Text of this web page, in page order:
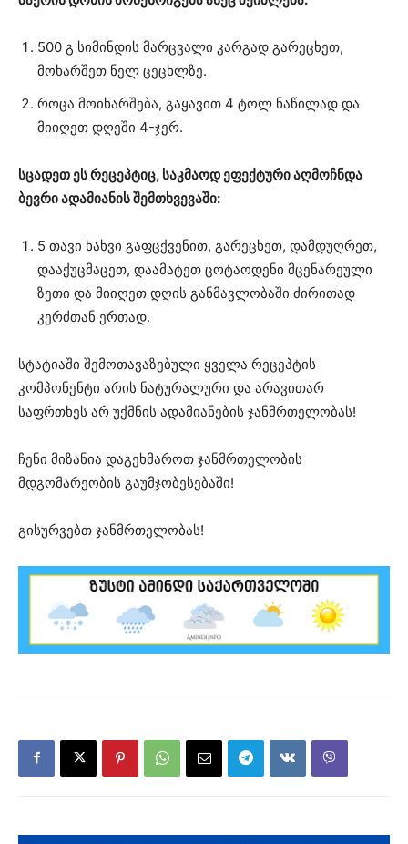
500 გ სიმინდის მარცვალი კარგად გარეცხეთ,
მოხარშეთ ნელ ცეცხლზე.
როცა მოიხარშება, გაყავით 4 ტოლ ნაწილად და
მიიღეთ დღეში 4-ჯერ.
სცადეთ ეს რეცეპტიც, საკმაოდ ეფექტური აღმოჩნდა
ბევრი ადამიანის შემთხვევაში:
5 თავი ხახვი გაფცქვენით, გარეცხეთ, დამდუღრეთ,
დააქუცმაცეთ, დაამატეთ ცოტაოდენი მცენარეული
ზეთი და მიიღეთ დღის განმავლობაში ძირითად
კერძთან ერთად.
სტატიაში შემოთავაზებული ყველა რეცეპტის
კომპონენტი არის ნატურალური და არავითარ
საფრთხეს არ უქმნის ადამიანების ჯანმრთელობას!
ჩენი მიზანია დაგეხმაროთ ჯანმრთელობის
მდგომარეობის გაუმჯობესებაში!
გისურვებთ ჯანმრთელობას!